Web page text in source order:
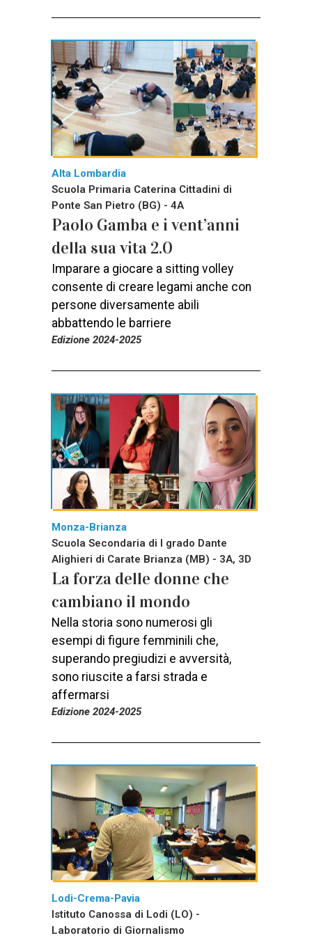
Alta Lombardia
Scuola Primaria Caterina Cittadini di
Ponte San Pietro (BG) - 4A
Paolo Gamba e i vent’anni
della sua vita 2.0
Imparare a giocare a sitting volley
consente di creare legami anche con
persone diversamente abili
abbattendo le barriere
Edizione 2024-2025
Monza-Brianza
Scuola Secondaria di I grado Dante
Alighieri di Carate Brianza (MB) - 3A, 3D
La forza delle donne che
cambiano il mondo
Nella storia sono numerosi gli
esempi di figure femminili che,
superando pregiudizi e avversità,
sono riuscite a farsi strada e
affermarsi
Edizione 2024-2025
Lodi-Crema-Pavia
Istituto Canossa di Lodi (LO) -
Laboratorio di Giornalismo